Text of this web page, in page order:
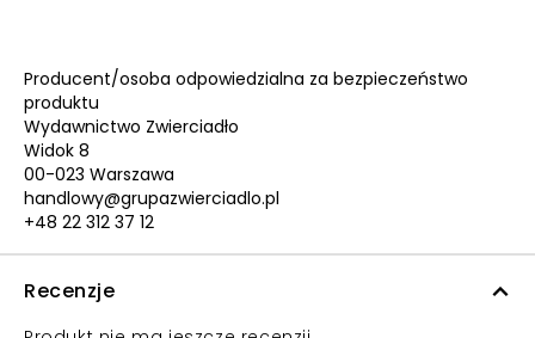
Producent/osoba odpowiedzialna za bezpieczeństwo
produktu
Wydawnictwo Zwierciadło
Widok 8
00-023 Warszawa
handlowy@grupazwierciadlo.pl
+48 22 312 37 12
Recenzje